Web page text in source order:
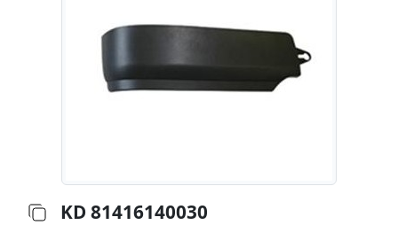
KD 81416140030